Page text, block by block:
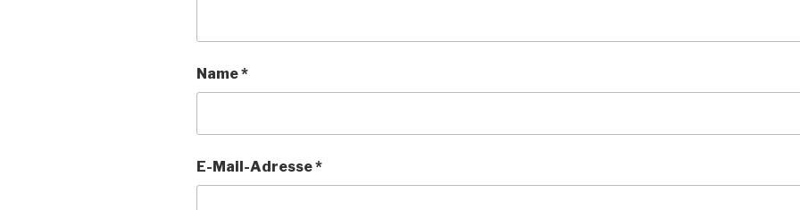
Name*
E-Mail-Adresse*